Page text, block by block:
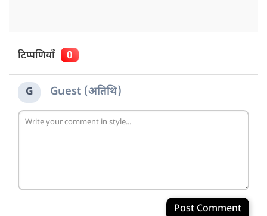
टिप्पणियाँ 0
G Guest (अतिथि)
Post Comment